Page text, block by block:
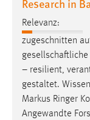
Research in
Relevanz:
zugeschnitten
– resilient,
gestaltet.
Markus Ringer
Angewandte